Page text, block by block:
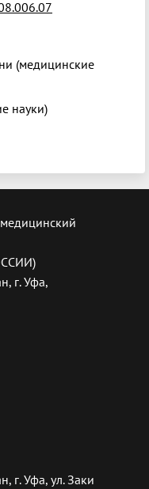
(медицинские
науки)
г. Уфа,
г. Уфа, ул. Заки